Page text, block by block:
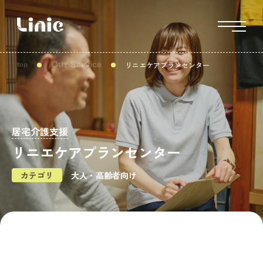
top Our Service リニエケアプランセンター
居宅介護支援
リニエケアプランセンター
カテゴリ 大人・高齢者向け